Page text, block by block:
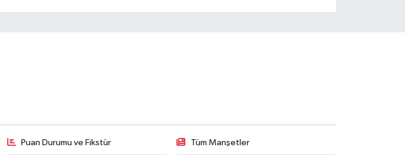
Puan Durumu ve Fikstür Tüm Manşetler